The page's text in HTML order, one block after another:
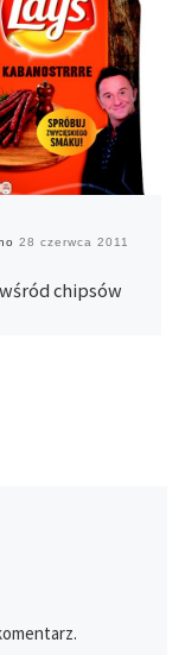
28 czerwca 2011
chipsów